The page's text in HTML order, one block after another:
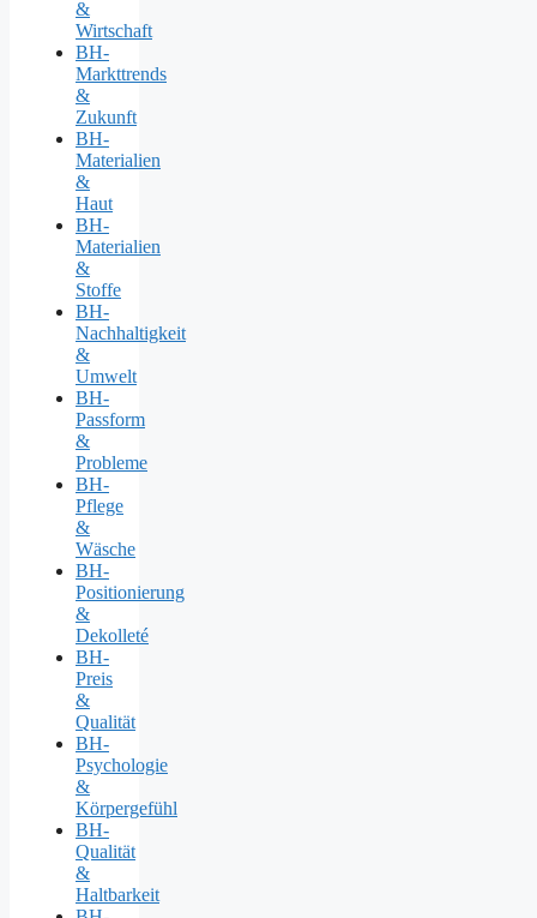
&
Wirtschaft
BH-
Markttrends
&
Zukunft
BH-
Materialien
&
Haut
BH-
Materialien
&
Stoffe
BH-
Nachhaltigkeit
&
Umwelt
BH-
Passform
&
Probleme
BH-
Pflege
&
Wäsche
BH-
Positionierung
&
Dekolleté
BH-
Preis
&
Qualität
BH-
Psychologie
&
Körpergefühl
BH-
Qualität
&
Haltbarkeit